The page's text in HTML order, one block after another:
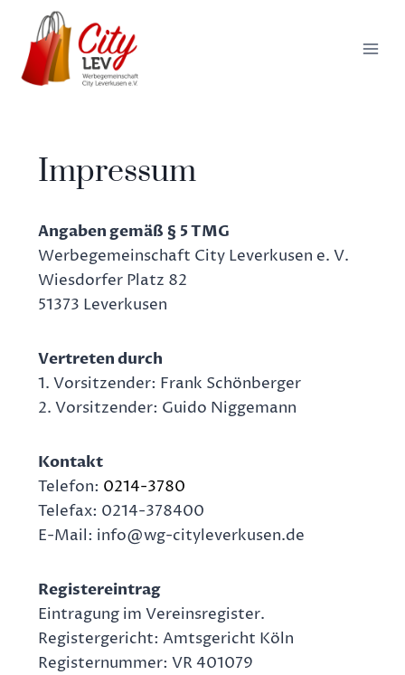
springen
Impressum
Angaben gemäß § 5 TMG
Werbegemeinschaft City Leverkusen e. V.
Wiesdorfer Platz 82
51373 Leverkusen
Vertreten durch
1. Vorsitzender: Frank Schönberger
2. Vorsitzender: Guido Niggemann
Kontakt
Telefon: 0214-3780
Telefax: 0214-378400
E-Mail: info@wg-cityleverkusen.de
Registereintrag
Eintragung im Vereinsregister.
Registergericht: Amtsgericht Köln
Registernummer: VR 401079